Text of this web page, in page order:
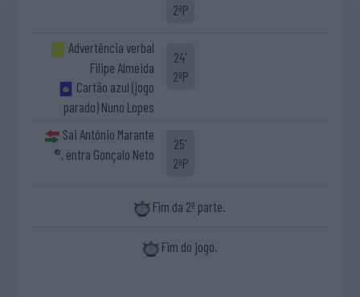
2ªP
Advertência verbal
Filipe Almeida
Cartão azul (jogo
parado) Nuno Lopes
24'
2ªP
Sai António Marante
®, entra Gonçalo Neto
25'
2ªP
Fim da 2ª parte.
Fim do jogo.